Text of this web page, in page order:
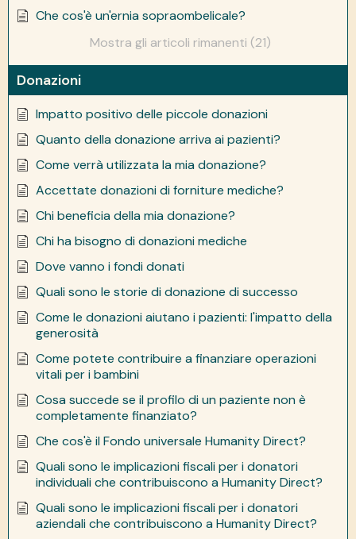
Che cos'è un'ernia sopraombelicale?
Mostra gli articoli rimanenti (21)
Donazioni
Impatto positivo delle piccole donazioni
Quanto della donazione arriva ai pazienti?
Come verrà utilizzata la mia donazione?
Accettate donazioni di forniture mediche?
Chi beneficia della mia donazione?
Chi ha bisogno di donazioni mediche
Dove vanno i fondi donati
Quali sono le storie di donazione di successo
Come le donazioni aiutano i pazienti: l'impatto della
generosità
Come potete contribuire a finanziare operazioni
vitali per i bambini
Cosa succede se il profilo di un paziente non è
completamente finanziato?
Che cos'è il Fondo universale Humanity Direct?
Quali sono le implicazioni fiscali per i donatori
individuali che contribuiscono a Humanity Direct?
Quali sono le implicazioni fiscali per i donatori
aziendali che contribuiscono a Humanity Direct?